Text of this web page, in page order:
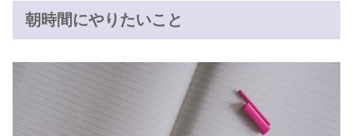
朝時間にやりたいこと